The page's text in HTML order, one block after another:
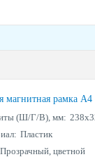
магнитная рамка
(Ш/Г/В), мм:
Пластик
Прозрачный, цветной